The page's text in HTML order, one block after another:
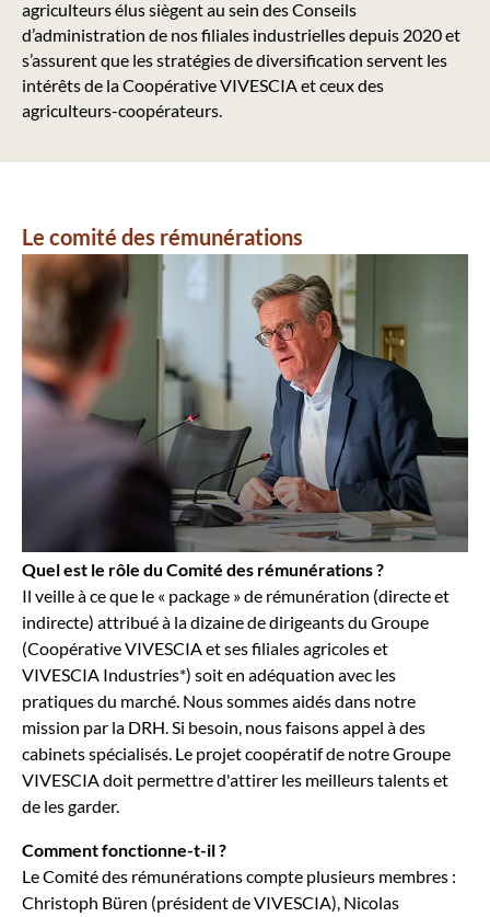
agriculteurs élus siègent au sein des Conseils
d’administration de nos filiales industrielles depuis 2020 et
s’assurent que les stratégies de diversification servent les
intérêts de la Coopérative VIVESCIA et ceux des
agriculteurs-coopérateurs.
Le comité des rémunérations
Quel est le rôle du Comité des rémunérations ?
Il veille à ce que le « package » de rémunération (directe et
indirecte) attribué à la dizaine de dirigeants du Groupe
(Coopérative VIVESCIA et ses filiales agricoles et
VIVESCIA Industries*) soit en adéquation avec les
pratiques du marché. Nous sommes aidés dans notre
mission par la DRH. Si besoin, nous faisons appel à des
cabinets spécialisés. Le projet coopératif de notre Groupe
VIVESCIA doit permettre d'attirer les meilleurs talents et
de les garder.
Comment fonctionne-t-il ?
Le Comité des rémunérations compte plusieurs membres :
Christoph Büren (président de VIVESCIA), Nicolas